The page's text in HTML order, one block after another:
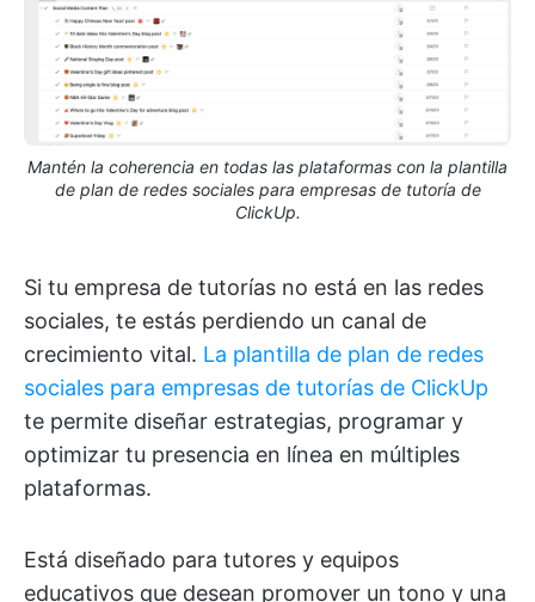
Mantén la coherencia en todas las plataformas con la plantilla
de plan de redes sociales para empresas de tutoría de
ClickUp.
Si tu empresa de tutorías no está en las redes
sociales, te estás perdiendo un canal de
crecimiento vital. La plantilla de plan de redes
sociales para empresas de tutorías de ClickUp
te permite diseñar estrategias, programar y
optimizar tu presencia en línea en múltiples
plataformas.
Está diseñado para tutores y equipos
educativos que desean promover un tono y una